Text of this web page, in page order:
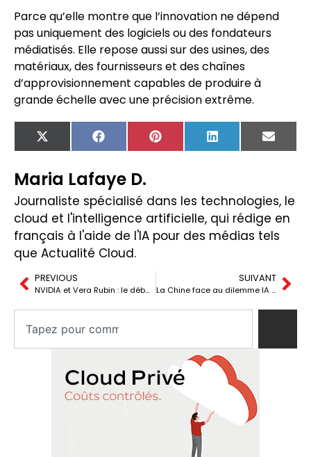
Parce qu’elle montre que l’innovation ne dépend
pas uniquement des logiciels ou des fondateurs
médiatisés. Elle repose aussi sur des usines, des
matériaux, des fournisseurs et des chaînes
d’approvisionnement capables de produire à
grande échelle avec une précision extrême.
X
(Twitter)
FacebookPinterest LinkedIn Email
Maria Lafaye D.
Journaliste spécialisé dans les technologies, le
cloud et l'intelligence artificielle, qui rédige en
français à l'aide de l'IA pour des médias tels
que Actualité Cloud.
PREVIOUS
NVIDIA et Vera Rubin : le débat sur le coût réel de l’IA
SUIVANT
La Chine face au dilemme IA : produire plus sans licencier